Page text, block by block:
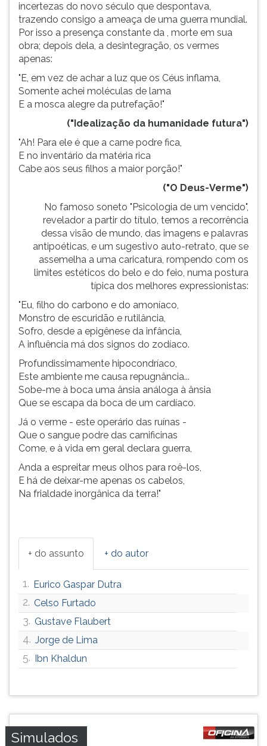
incertezas do novo século que despontava,
trazendo consigo a ameaça de uma guerra mundial.
Por isso a presença constante da , morte em sua
obra; depois dela, a desintegração, os vermes
apenas:
"E, em vez de achar a luz que os Céus inflama,
Somente achei moléculas de lama
E a mosca alegre da putrefação!"
("Idealização da humanidade futura")
"Ah! Para ele é que a carne podre fica,
E no inventário da matéria rica
Cabe aos seus filhos a maior porção!"
("O Deus-Verme")
No famoso soneto "Psicologia de um vencido",
revelador a partir do título, temos a recorrência
dessa visão de mundo, das imagens e palavras
antipoéticas, e um sugestivo auto-retrato, que se
assemelha a uma caricatura, rompendo com os
limites estéticos do belo e do feio, numa postura
típica dos melhores expressionistas:
"Eu, filho do carbono e do amoníaco,
Monstro de escuridão e rutilância,
Sofro, desde a epigênese da infância,
A influência má dos signos do zodíaco.
Profundissimamente hipocondríaco,
Este ambiente me causa repugnância...
Sobe-me à boca uma ânsia análoga à ânsia
Que se escapa da boca de um cardíaco.
Já o verme - este operário das ruínas -
Que o sangue podre das carnificinas
Come, e à vida em geral declara guerra,
Anda a espreitar meus olhos para roê-los,
E há de deixar-me apenas os cabelos,
Na frialdade inorgânica da terra!"
+ do assunto + do autor
1. Eurico Gaspar Dutra
2. Celso Furtado
3. Gustave Flaubert
4. Jorge de Lima
5. Ibn Khaldun
Simulados